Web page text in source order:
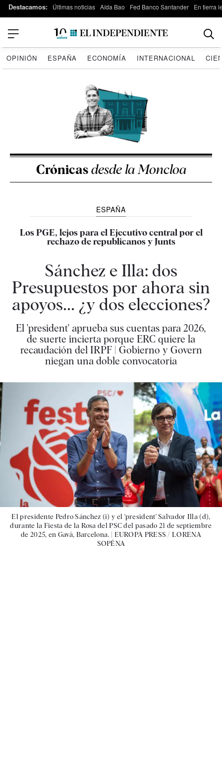
Destacamos: Últimas noticias Aída Bao Fed Banco Santander En tierra
OPINIÓN ESPAÑA ECONOMÍA INTERNACIONAL
Crónicasdesde la Moncloa
ESPAÑA
Los PGE, lejos para el Ejecutivo central por el
rechazo de republicanos y Junts
Sánchez e Illa: dos
Presupuestos por ahora sin
apoyos... ¿y dos elecciones?
El 'president' aprueba sus cuentas para 2026,
de suerte incierta porque ERC quiere la
recaudación del IRPF | Gobierno y Govern
niegan una doble convocatoria
El presidente Pedro Sánchez (i) y el 'president' Salvador Illa (d),
durante la Fiesta de la Rosa del PSC del pasado 21 de septiembre
de 2025, en Gavà, Barcelona. | EUROPA PRESS / LORENA
SOPÊNA